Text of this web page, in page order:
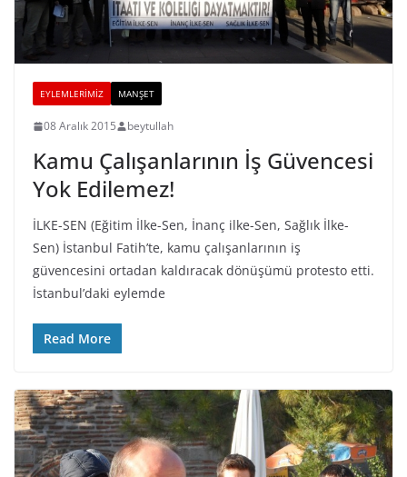
EYLEMLERIMIZ MANŞET
08 Aralık 2015 beytullah
Kamu Çalışanlarının İş Güvencesi
Yok Edilemez!
İLKE-SEN (Eğitim İlke-Sen, İnanç ilke-Sen, Sağlık İlke-
Sen) İstanbul Fatih’te, kamu çalışanlarının iş
güvencesini ortadan kaldıracak dönüşümü protesto etti.
İstanbul’daki eylemde
Read More